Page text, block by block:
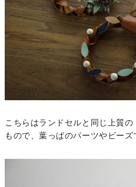
こちらはランドセルと同じ上質
もので、葉っぱのパーツやビーズ